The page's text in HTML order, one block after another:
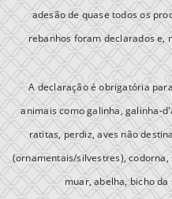
adesão de quase todos os
rebanhos foram declarados e,
A declaração é obrigatória
animais como galinha, galinha-
ratitas, perdiz, aves não
(ornamentais/silvestres),
muar, abelha, bicho